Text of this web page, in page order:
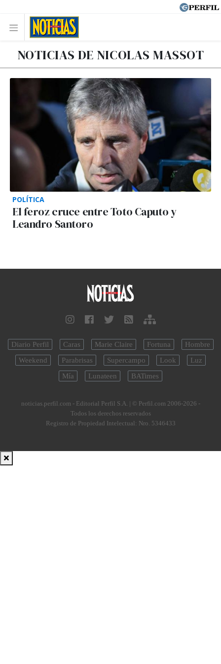
NOTICIAS DE NICOLAS MASSOT
POLÍTICA
El feroz cruce entre Toto Caputo y
Leandro Santoro
Diario Perfil Caras Marie Claire Fortuna
Hombre
Weekend
Parabrisas Supercampo Look
Luz
Mía
Lunateen BATimes
noticias.perfil.com - Editorial Perfil S.A. | © Perfil.com 2006-2026 -
Todos los derechos reservados
Registro de Propiedad Intelectual: Nro. 5346433